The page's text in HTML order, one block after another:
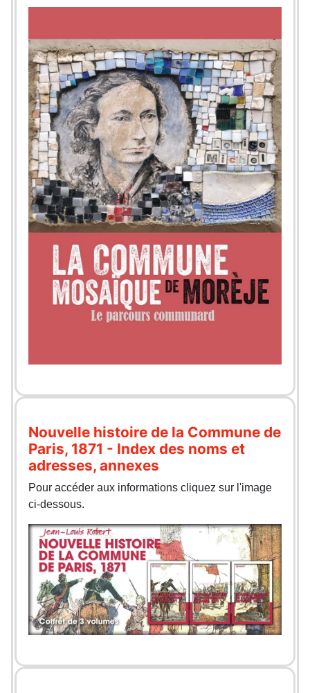
Nouvelle histoire de la Commune de
Paris, 1871 - Index des noms et
adresses, annexes
Pour accéder aux informations cliquez sur l'image
ci-dessous.